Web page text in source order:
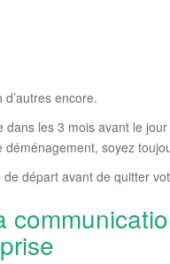
encore.
les 3 mois avant le
soyez
départ avant de quitter